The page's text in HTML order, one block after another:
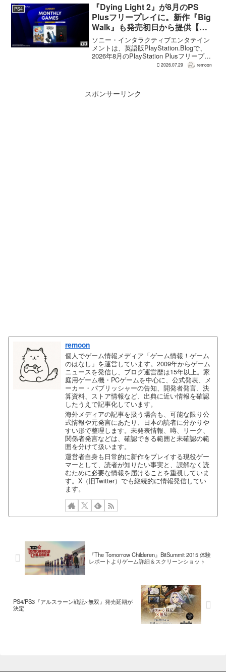
ると、シリーズディレクターの浜口直樹
氏がAU...
PS4
『Dying Light 2』が8月のPS
Plusフリープレイに。新作『Big
Walk』も発売初日から提供【海
外発表】
ソニー・インタラクティブエンタテイン
メントは、英語版PlayStation.Blogで、
2026年8月のPlayStation Plusフリープレ
イとして『Dying Light 2 Stay Human:
2026.07.29 remoon
スポンサーリンク
remoon
個人でゲーム情報メディア「ゲーム情報！ゲーム
のはなし」を運営しています。2009年からゲーム
ニュースを発信し、ブログ運営歴は15年以上。家
庭用ゲーム機・PCゲームを中心に、公式発表、メ
ーカー・パブリッシャーの告知、開発者発言、決
算資料、ストア情報など、出典に近い情報を確認
したうえで記事化しています。
海外メディアの記事を扱う場合も、可能な限り公
式情報や元発言にあたり、日本の読者に分かりや
すい形で整理します。未発表情報、噂、リーク、
関係者発言などは、確認できる範囲と未確認の範
囲を分けて扱います。
運営者自身も日常的に新作をプレイする現役ゲー
マーとして、読者が知りたい事実と、誤解なく読
むために必要な情報を届けることを重視していま
す。X（旧Twitter）でも継続的に情報発信してい
ます。
『The Tomorrow Childeren』BitSummit 2015 体験
レポートよりゲーム詳細＆スクリーンショット
PS4/PS3『アルスラーン戦記×無双』発売延期が
決定